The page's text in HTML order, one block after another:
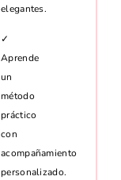
elegantes.
✓
Aprende
un
método
práctico
con
acompañamiento
personalizado.